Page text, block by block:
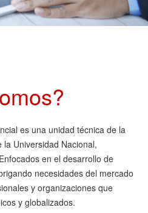
es una unidad técnica de la
la Universidad Nacional,
en el desarrollo de
necesidades del mercado
y organizaciones que
y globalizados.